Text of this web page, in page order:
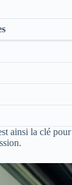
ainsi la clé